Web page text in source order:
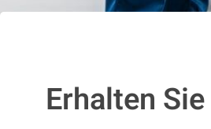
Erhalten